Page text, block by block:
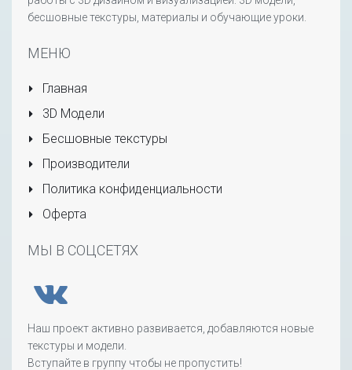
бесшовные текстуры, материалы и обучающие уроки.
МЕНЮ
Главная
3D Модели
Бесшовные текстуры
Производители
Политика конфиденциальности
Оферта
МЫ В СОЦСЕТЯХ
Наш проект активно развивается, добавляются новые
текстуры и модели.
Вступайте в группу чтобы не пропустить!